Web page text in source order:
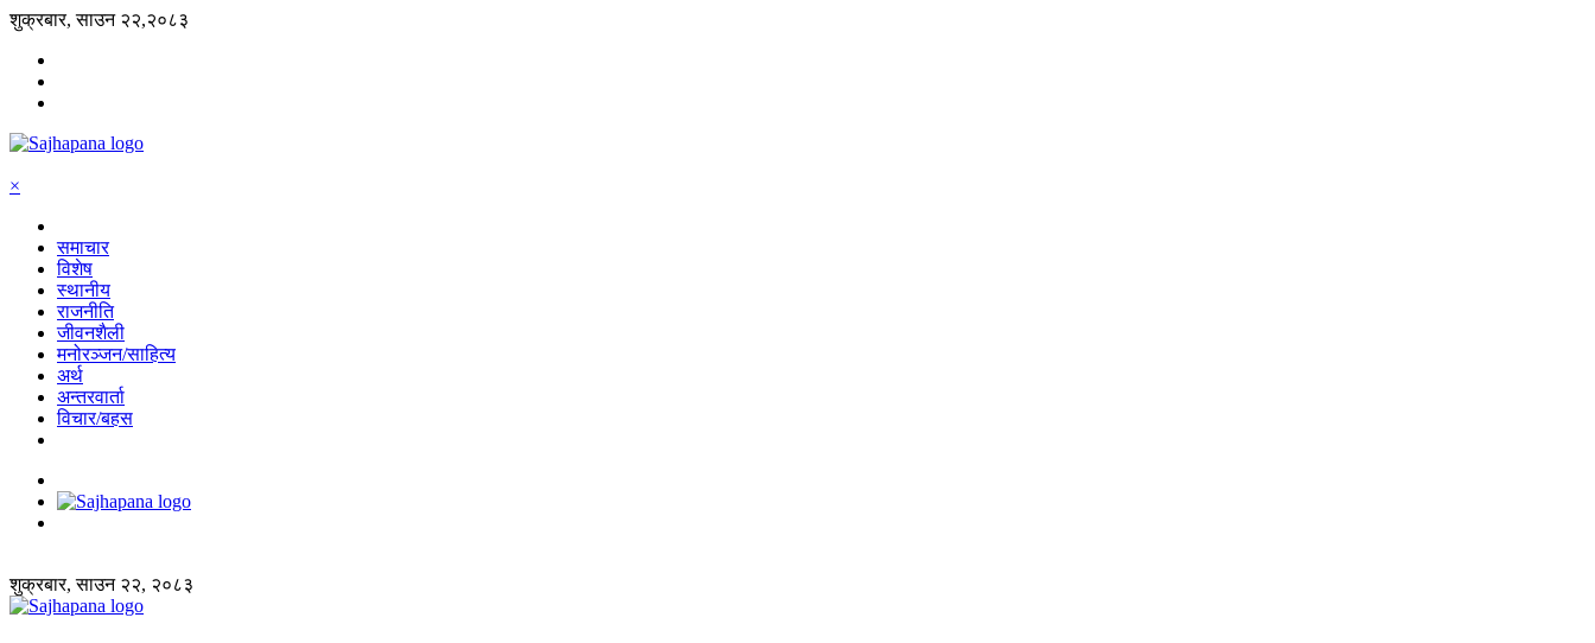
शुक्रबार, साउन २२,२०८३
×
समाचार
विशेष
स्थानीय
राजनीति
जीवनशैली
मनोरञ्जन/साहित्य
अर्थ
अन्तरवार्ता
विचार/बहस
शुक्रबार, साउन २२, २०८३